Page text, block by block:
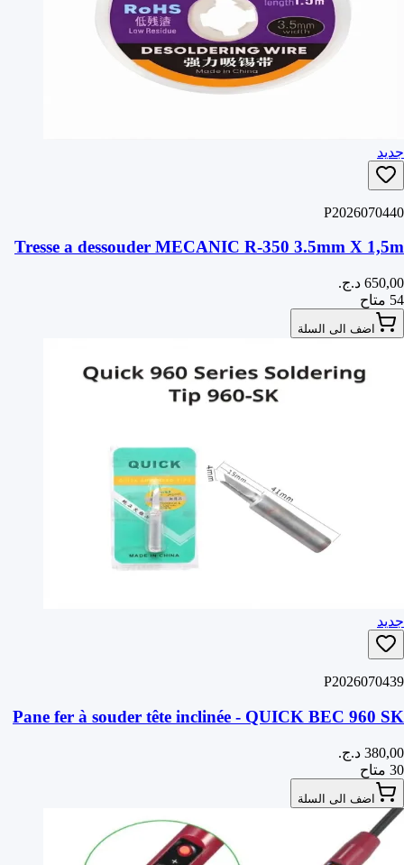
جديد
P2026070440
Tresse a dessouder MECANIC R-350 3.5mm X 1,5m
54 متاح
اضف الى السلة
جديد
P2026070439
Pane fer à souder tête inclinée - QUICK BEC 960 SK
30 متاح
اضف الى السلة